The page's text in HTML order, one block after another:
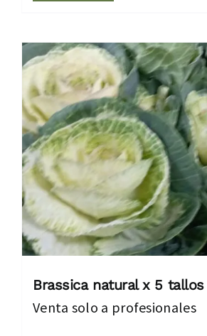
Brassica natural x 5 tallos
Venta solo a profesionales